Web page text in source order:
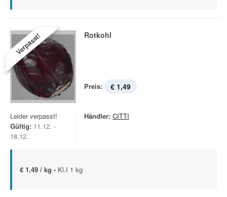
Verpasst! Rotkohl
Preis: € 1,49
Leider verpasst!
Gültig: 11.12. -
18.12.
Händler: CITTI
€ 1,49 / kg - Kl.I 1 kg